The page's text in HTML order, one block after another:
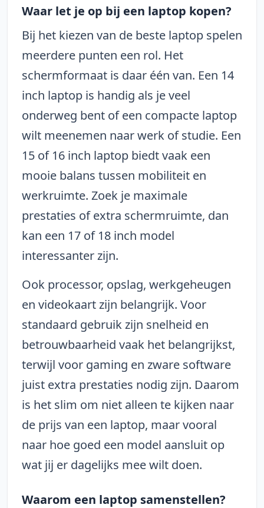
Waar let je op bij een laptop kopen?
Bij het kiezen van de beste laptop spelen
meerdere punten een rol. Het
schermformaat is daar één van. Een 14
inch laptop is handig als je veel
onderweg bent of een compacte laptop
wilt meenemen naar werk of studie. Een
15 of 16 inch laptop biedt vaak een
mooie balans tussen mobiliteit en
werkruimte. Zoek je maximale
prestaties of extra schermruimte, dan
kan een 17 of 18 inch model
interessanter zijn.
Ook processor, opslag, werkgeheugen
en videokaart zijn belangrijk. Voor
standaard gebruik zijn snelheid en
betrouwbaarheid vaak het belangrijkst,
terwijl voor gaming en zware software
juist extra prestaties nodig zijn. Daarom
is het slim om niet alleen te kijken naar
de prijs van een laptop, maar vooral
naar hoe goed een model aansluit op
wat jij er dagelijks mee wilt doen.
Waarom een laptop samenstellen?